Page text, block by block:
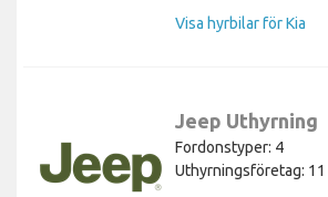
Visa hyrbilar för Kia
Jeep Uthyrning
Fordonstyper: 4
Uthyrningsföretag: 11